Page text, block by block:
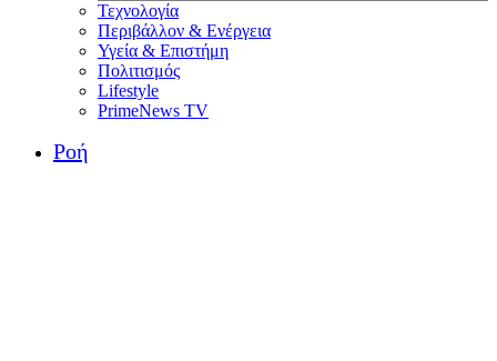
Τεχνολογία
Περιβάλλον & Ενέργεια
Υγεία & Επιστήμη
Πολιτισμός
Lifestyle
PrimeNews TV
Ροή